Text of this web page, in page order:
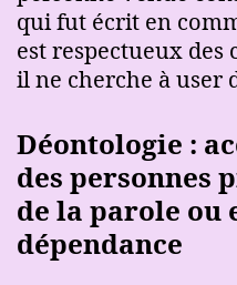
qui fut écrit en
est respectueux des
il ne cherche à user
Déontologie :
des personnes
de la parole ou
dépendance